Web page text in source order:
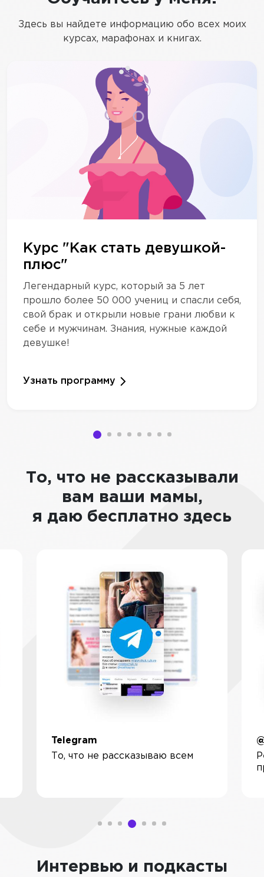
Здесь вы найдете информацию обо всех моих
курсах, марафонах и книгах.
Курс "Как стать девушкой-
плюс"
Легендарный курс, который за 5 лет
прошло более 50 000 учениц и спасли себя,
свой брак и открыли новые грани любви к
себе и мужчинам. Знания, нужные каждой
девушке!
Узнать программу
То, что не рассказывали
вам ваши мамы,
я даю бесплатно здесь
Telegram
То, что не рассказываю всем
Интервью и подкасты